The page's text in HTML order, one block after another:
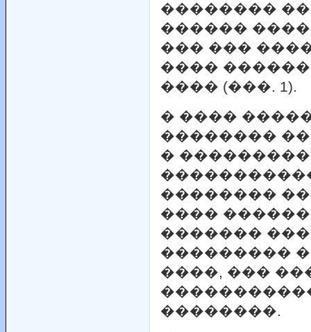
��������
������
��� ���
����
���� (���. 1).
� ����
��������
�
��������
����
�������
���������
����, ���
��������.